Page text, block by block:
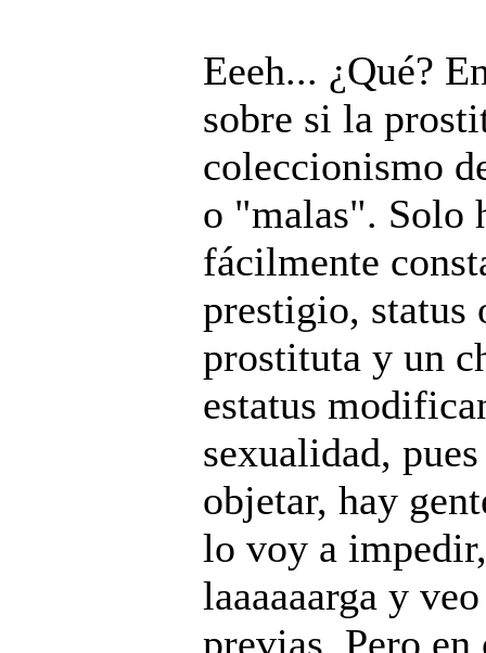
Eeeh... ¿Qué?
sobre si la
coleccionismo
o "malas". Solo
fácilmente
prestigio, status
prostituta y un
estatus
sexualidad,
objetar, hay
lo voy a
laaaaaarga y
previas. Pero